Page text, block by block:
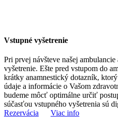
Vstupné vyšetrenie
Pri prvej návšteve našej
vyšetrenie. Ešte pred vstupom do
krátky anamnestický dotazník,
údaje a informácie o Vašom
budeme môcť optimálne určiť
súčasťou vstupného vyšetrenia sú
Rezervácia
Viac info